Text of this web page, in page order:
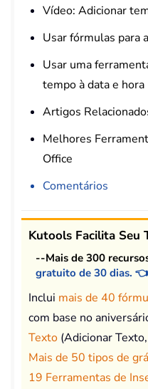
Vídeo: Adicionar
Usar fórmulas para
Usar uma
tempo à data e hora
Artigos
Melhores
Office
Comentários
Kutools Facilita Seu
--Mais de 300
gratuito de 30 dias. 👈
Inclui mais de 40
com base no
Texto (Adicionar
Mais de 50 tipos de
19 Ferramentas de